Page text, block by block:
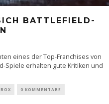
BATTLEFIELD-
eines der Top-Franchises von
Spiele erhalten gute Kritiken und
0 KOMMENTARE